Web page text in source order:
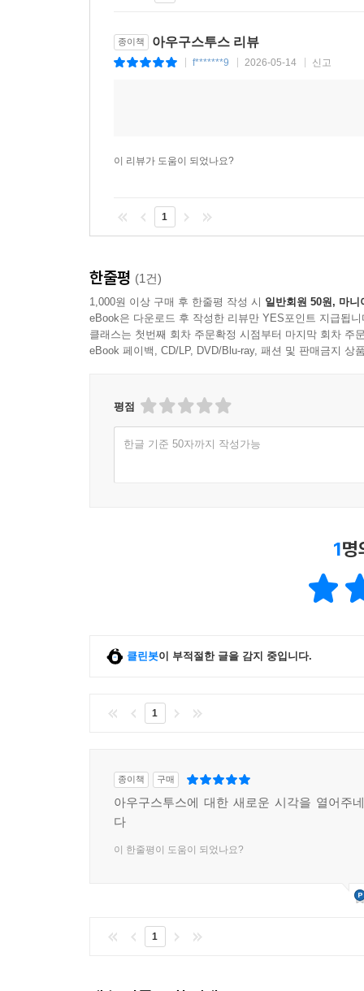
아우구스투스는 자신이 죽은 뒤에도 로마가
그의 가정사는 비극의 연속이었다. 사랑하는 조
손자 가이우스와 루키우스까지 모두 그보다 먼저
바로잡은 뒤, 주변 친구들에게 이렇게 물었다고 한
이 책 『아우구스투스』는 단순히 2000년 전 황
비전으로 승화시킨 한 리더의 치열한 분투기다.
않았던 그의 책임감은 시대를 초월한 울림을
종이책 아우구스투스 리뷰
f*******9 2026-05-14 신고
이 리뷰가 도움이 되었나요?
1
한줄평 (1건)
1,000원 이상 구매 후 한줄평 작성 시 일반회원 50원, 마니
eBook은 다운로드 후 작성한 리뷰만 YES포인트 지급됩니
클래스는 첫번째 회차 주문확정 시점부터 마지막 회차 주
eBook 페이백, CD/LP, DVD/Blu-ray, 패션 및 판매금지 상
평점
한글 기준 50자까지 작성가능
1명
클린봇이 부적절한 글을 감지 중입니다.
1
종이책 구매
아우구스투스에 대한 새로운 시각을 열어주
다
이 한줄평이 도움이 되었나요?
1